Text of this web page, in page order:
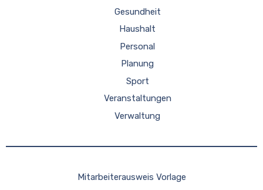
Gesundheit
Haushalt
Personal
Planung
Sport
Veranstaltungen
Verwaltung
Mitarbeiterausweis Vorlage